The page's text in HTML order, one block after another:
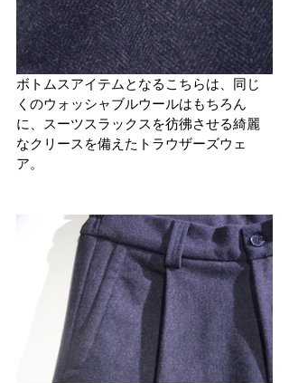
ボトムスアイテムとなるこちらは、同じ
くのウォッシャブルウールはもちろん
に、スーツスラックスを彷彿させる綺麗
なクリースを備えたトラウザーズウェ
ア。